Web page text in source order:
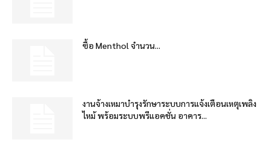
ซื้อ Menthol จำนวน...
งานจ้างเหมาบำรุงรักษาระบบการแจ้งเตือนเหตุเพลิง
ไหม้ พร้อมระบบพรีแอคชั่น อาคาร...